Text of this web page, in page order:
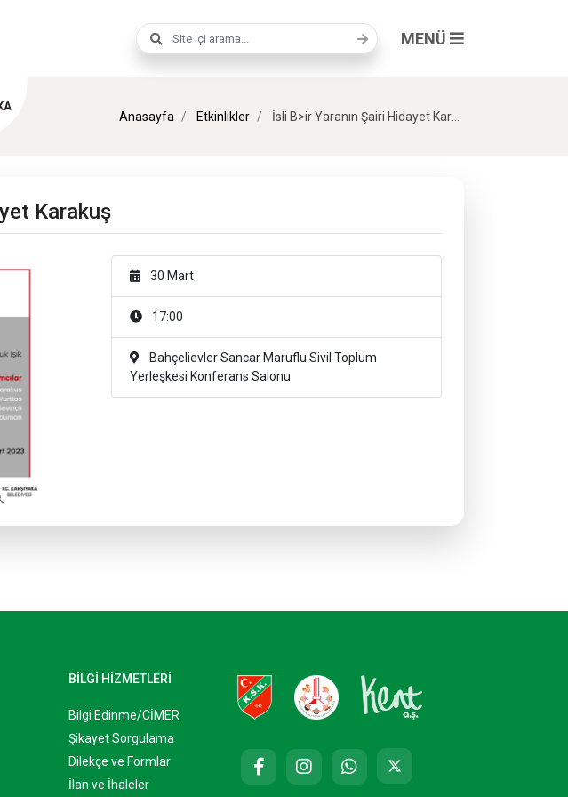
Arama terimi MENÜ
Anasayfa Etkinlikler İsli B>ir Yaranın Şairi Hidayet Karakuş
Karakuş
30 Mart
17:00
Bahçelievler Sancar Maruflu Sivil Toplum
Yerleşkesi Konferans Salonu
BİLGİ HİZMETLERİ
Bilgi Edinme/CİMER
Şikayet Sorgulama
Dilekçe ve Formlar
İlan ve İhaleler